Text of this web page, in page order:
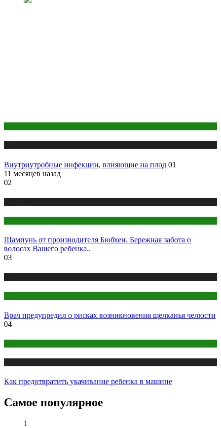
Внутриутробные инфекции, влияющие на плод 01
11 месяцев назад
02
Шампунь от производителя Бюбхен. Бережная забота о
волосах Вашего ребенка..
03
Врач предупредил о рисках возникновения щелканья челюсти
04
Как предотвратить укачивание ребенка в машине
Самое популярное
1